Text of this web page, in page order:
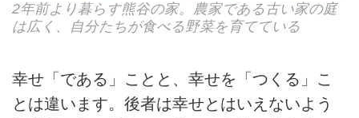
2年前より暮らす熊谷の家。農家である古い家の庭
は広く、自分たちが食べる野菜を育てている
幸せ「である」ことと、幸せを「つくる」こ
とは違います。後者は幸せとはいえないよう